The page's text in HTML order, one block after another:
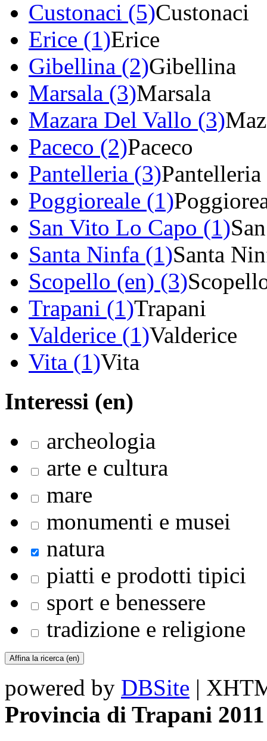
Custonaci (5)Custonaci
Erice (1)Erice
Gibellina (2)Gibellina
Marsala (3)Marsala
Mazara Del Vallo (3)
Paceco (2)Paceco
Pantelleria (3)Pantelleria
Poggioreale (1)
San Vito Lo Capo (1)
Santa Ninfa (1)Santa
Scopello (en) (3)
Trapani (1)Trapani
Valderice (1)Valderice
Vita (1)Vita
Interessi (en)
archeologia
arte e cultura
mare
monumenti e musei
natura
piatti e prodotti tipici
sport e benessere
tradizione e religione
powered by DBSite |
Provincia di Trapani 2011